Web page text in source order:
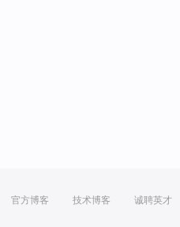
官方博客 技术博客 诚聘英才